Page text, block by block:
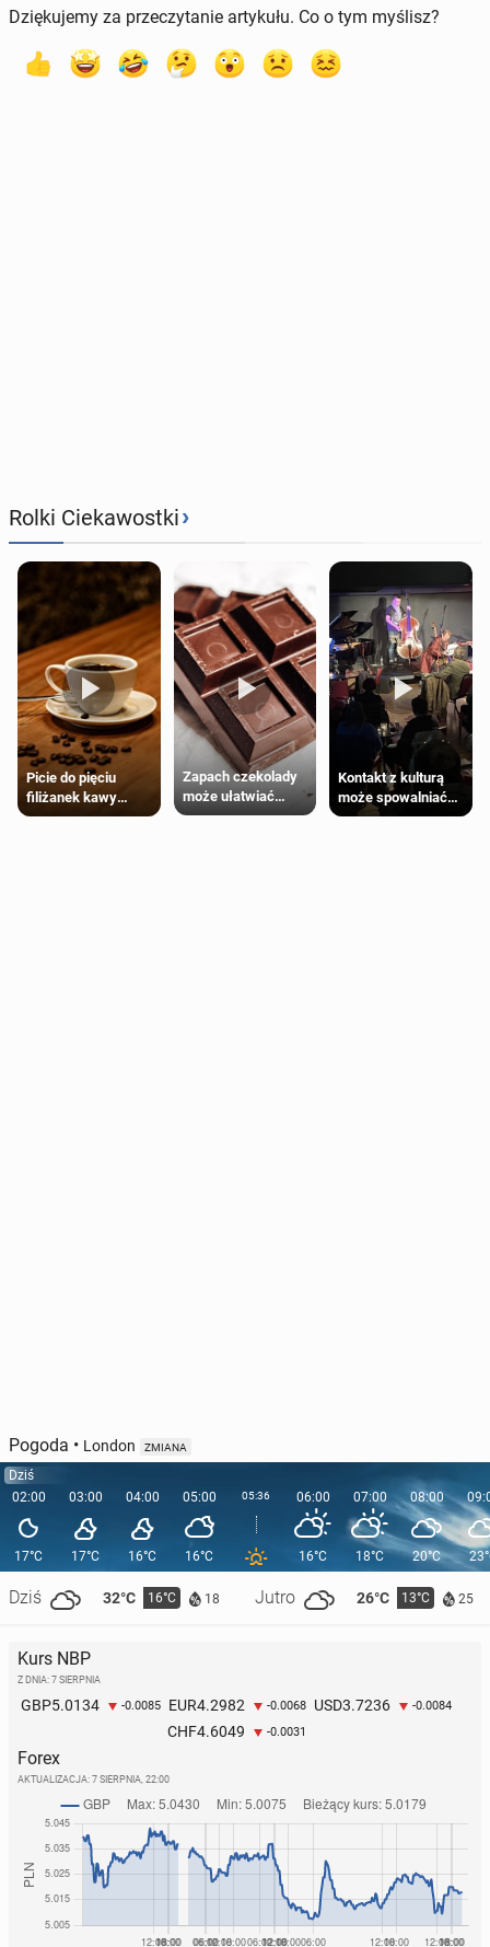
Dziękujemy za przeczytanie artykułu. Co o tym myślisz?
Rolki Ciekawostki›
Picie do pięciu
filiżanek kawy
dziennie jest
Zapach czekolady
może ułatwiać
trening siłowy
Kontakt z kulturą
może spowalniać
starzenie
Pogoda • London ZMIANA
Dziś
02:00
17°C
Dziś 32°C 16°C 18 Jutro 26°C 13°C 25
03:00
17°C
04:00
16°C
05:00
16°C
05:36 06:00
16°C
07:00
18°C
08:00
20°C
Kurs NBP
Z DNIA: 7 SIERPNIA
GBP5.0134 -0.0085 EUR4.2982 -0.0068 USD3.7236 -0.0084
CHF4.6049 -0.0031
Forex
AKTUALIZACJA: 7 SIERPNIA, 22:00